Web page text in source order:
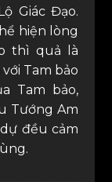
Giác Đạo.
hiện lòng
thì quả là
Tam bảo
Tam bảo,
Tướng Am
đều cảm